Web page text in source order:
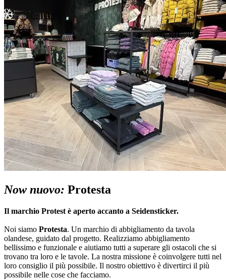
Now nuovo: Protesta
Il marchio Protest è aperto accanto a Seidensticker.
Noi siamo Protesta. Un marchio di abbigliamento da tavola
olandese, guidato dal progetto. Realizziamo abbigliamento
bellissimo e funzionale e aiutiamo tutti a superare gli ostacoli che si
trovano tra loro e le tavole. La nostra missione è coinvolgere tutti nel
loro consiglio il più possibile. Il nostro obiettivo è divertirci il più
possibile nelle cose che facciamo.